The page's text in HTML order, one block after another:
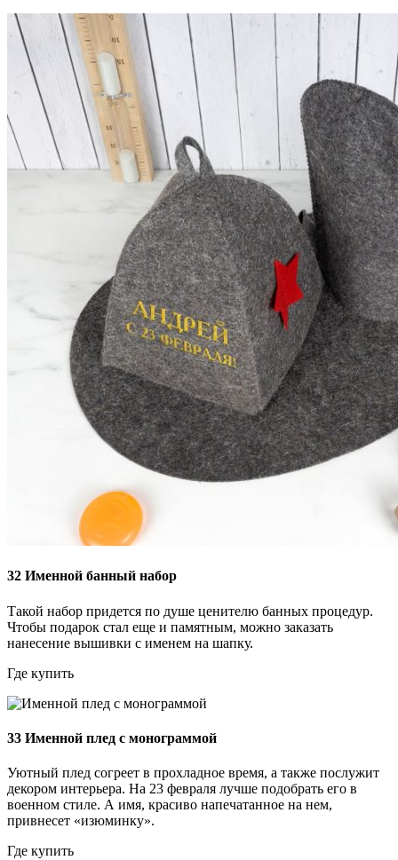
32 Именной банный набор
Такой набор придется по душе ценителю банных процедур.
Чтобы подарок стал еще и памятным, можно заказать
нанесение вышивки с именем на шапку.
Где купить
33 Именной плед с монограммой
Уютный плед согреет в прохладное время, а также послужит
декором интерьера. На 23 февраля лучше подобрать его в
военном стиле. А имя, красиво напечатанное на нем,
привнесет «изюминку».
Где купить